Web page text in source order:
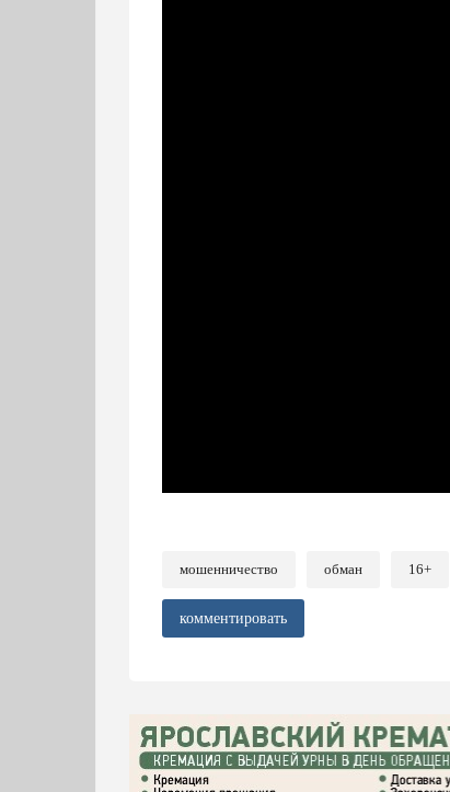
мошенничество обман 16+
комментировать